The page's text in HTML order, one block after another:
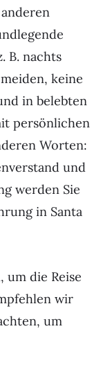
B. nachts
keine
in belebten
persönlichen
Worten:
und
werden Sie
in Santa
um die Reise
wir
um